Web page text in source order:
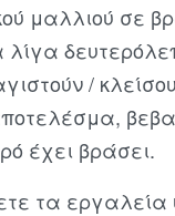
μαλλιού σε
λίγα
/
έχει βράσει.
τα εργαλεία